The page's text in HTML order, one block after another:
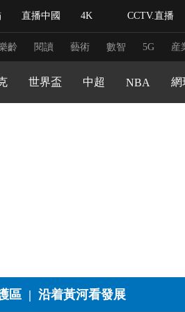
直播中國 4K CCTV.直播
習
齡 閱讀 藝術 數智 5G 産
中超 國足 國際足球 網球
冰雪道路 足球道路
世界盃 中超 NBA 網
文旅體育 體育産業發
區 | 沿着黃河看發展